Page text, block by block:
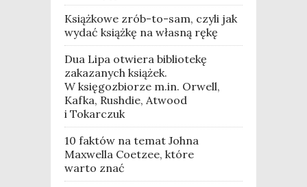
Książkowe zrób-to-sam, czyli jak
wydać książkę na własną rękę
Dua Lipa otwiera bibliotekę
zakazanych książek.
W księgozbiorze m.in. Orwell,
Kafka, Rushdie, Atwood
i Tokarczuk
10 faktów na temat Johna
Maxwella Coetzee, które
warto znać